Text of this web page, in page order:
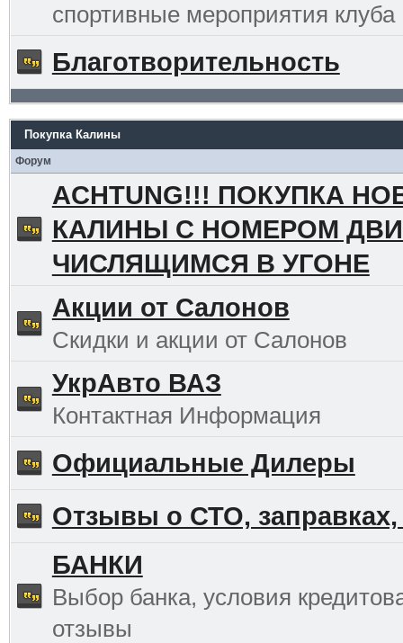
спортивные мероприятия клуба
Благотворительность
Покупка Калины
Форум
ACHTUNG!!! ПОКУПКА
КАЛИНЫ С НОМЕРОМ
ЧИСЛЯЩИМСЯ В УГОНЕ
Акции от Салонов
Скидки и акции от Салонов
УкрАвто ВАЗ
Контактная Информация
Официальные Дилеры
Отзывы о СТО, заправках,
БАНКИ
Выбор банка, условия
отзывы